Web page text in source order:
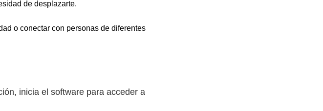
de desplazarte.
o conectar con personas de diferentes
inicia el software para acceder a